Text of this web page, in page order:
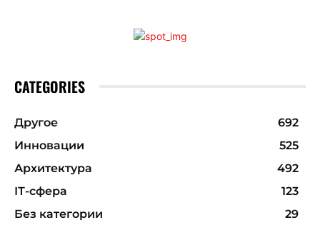
CATEGORIES
Другое
692
Инновации
525
Архитектура
492
ІТ-сфера
123
Без категории
29